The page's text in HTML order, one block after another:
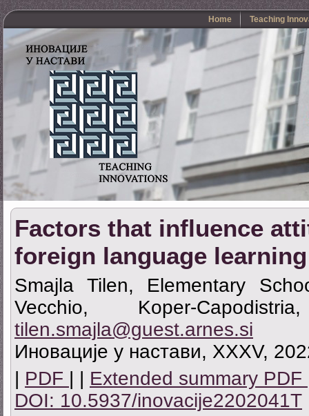
Home Teaching
Factors that influence
foreign language
Smajla Tilen, Elementary
Vecchio, Koper-
tilen.smajla@guest.arnes.si
Иновације у настави, XXXV,
PDF Extended summary PDF
DOI: 10.5937/inovacije2202041T